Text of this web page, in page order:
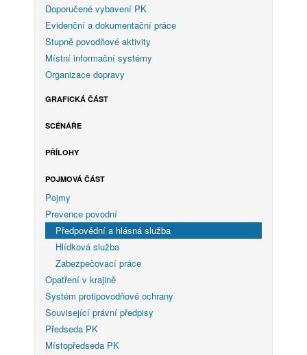
Doporučené vybavení PK
Evidenční a dokumentační práce
Stupně povodňové aktivity
Místní informační systémy
Organizace dopravy
GRAFICKÁ ČÁST
SCÉNÁŘE
PŘÍLOHY
POJMOVÁ ČÁST
Pojmy
Prevence povodní
Předpovědní a hlásná služba
Hlídková služba
Zabezpečovací práce
Opatření v krajině
Systém protipovodňové ochrany
Související právní předpisy
Předseda PK
Místopředseda PK